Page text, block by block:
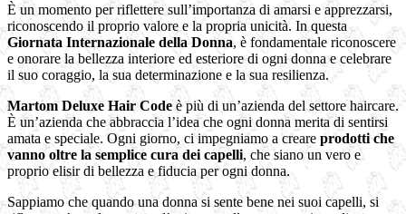
È un momento per riflettere sull’importanza di amarsi e apprezzarsi,
riconoscendo il proprio valore e la propria unicità. In questa
Giornata Internazionale della Donna, è fondamentale riconoscere
e onorare la bellezza interiore ed esteriore di ogni donna e celebrare
il suo coraggio, la sua determinazione e la sua resilienza.
Martom Deluxe Hair Code è più di un’azienda del settore haircare.
È un’azienda che abbraccia l’idea che ogni donna merita di sentirsi
amata e speciale. Ogni giorno, ci impegniamo a creare prodotti che
vanno oltre la semplice cura dei capelli, che siano un vero e
proprio elisir di bellezza e fiducia per ogni donna.
Sappiamo che quando una donna si sente bene nei suoi capelli, si